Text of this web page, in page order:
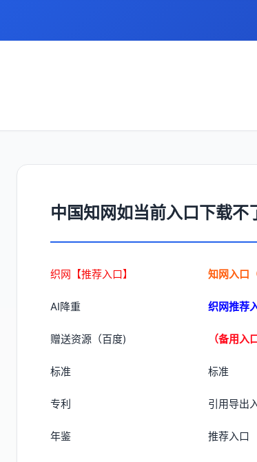
中国知网如当前入口下载不
织网【推荐入口】 知网入口
AI降重 织网推荐
赠送资源（百度) （备用入
标准 标准
专利 引用导出
年鉴 推荐入口